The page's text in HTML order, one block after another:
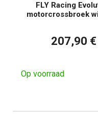
FLY Racing
motorcrossbroek
207,90 €
Op voorraad